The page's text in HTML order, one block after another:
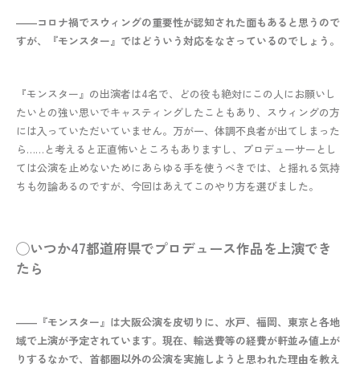
――コロナ禍でスウィングの重要性が認知された面もあると思うので
すが、『モンスター』ではどういう対応をなさっているのでしょう。
『モンスター』の出演者は4名で、どの役も絶対にこの人にお願いし
たいとの強い思いでキャスティングしたこともあり、スウィングの方
には入っていただいていません。万が一、体調不良者が出てしまった
ら……と考えると正直怖いところもありますし、プロデューサーとし
ては公演を止めないためにあらゆる手を使うべきでは、と揺れる気持
ちも勿論あるのですが、今回はあえてこのやり方を選びました。
◯いつか47都道府県でプロデュース作品を上演でき
たら
――『モンスター』は大阪公演を皮切りに、水戸、福岡、東京と各地
域で上演が予定されています。現在、輸送費等の経費が軒並み値上が
りするなかで、首都圏以外の公演を実施しようと思われた理由を教え